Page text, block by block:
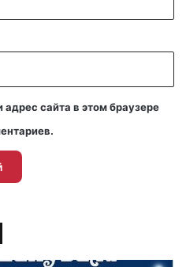
сайта в этом браузере